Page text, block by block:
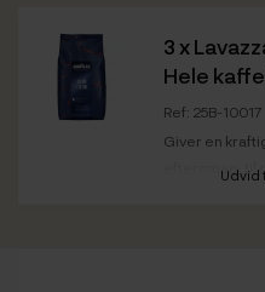
3 x
Hele
Ref: 25B-10017
Giver en
eftersmag, til
Udvid